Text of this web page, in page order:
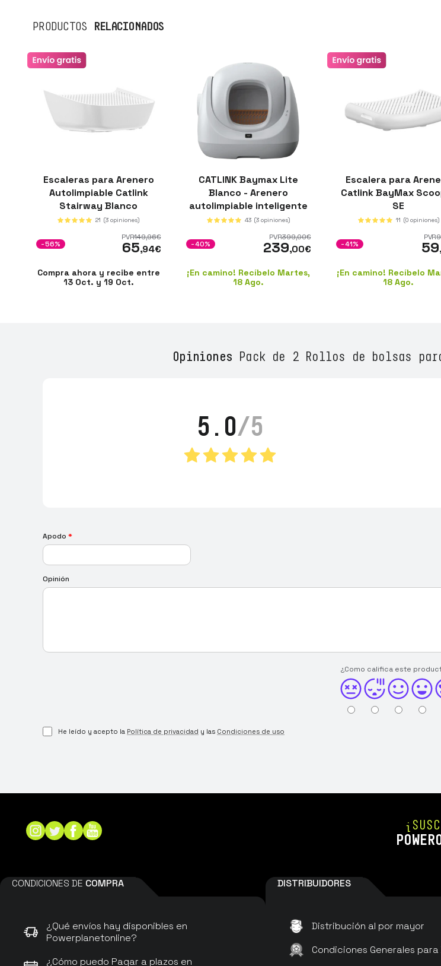
PRODUCTOS RELACIONADOS
Escaleras para Arenero
Autolimpiable Catlink
Stairway Blanco
21 (3 opiniones)
PVR149,96€
65,94€
-56%
Compra ahora y recibe entre
13 Oct. y 19 Oct.
CATLINK Baymax Lite
Blanco - Arenero
autolimpiable inteligente
43 (3 opiniones)
PVR399,00€
239,00€
-40%
¡En camino! Recíbelo Martes,
18 Ago.
Escalera para
Catlink BayMax
SE
11 (0 opiniones)
PVR
59
-41%
¡En camino! Recíbelo
18 Ago.
Opiniones Pack de 2 Rollos de bolsas
5.0/5
Apodo *
Opinión
¿Como califica este
He leído y acepto la Política de privacidad y las Condiciones de uso
CONDICIONES DE COMPRA
¿Qué envíos hay disponibles en
Powerplanetonline?
¿Cómo puedo Pagar a plazos en
DISTRIBUIDORES
Distribución al por mayor
Condiciones Generales